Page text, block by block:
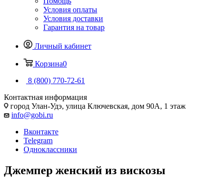
Условия оплаты
Условия доставки
Гарантия на товар
Личный кабинет
Корзина0
8 (800) 770-72-61
Контактная информация
город Улан-Удэ, улица Ключевская, дом 90А, 1 этаж
info@gobi.ru
Вконтакте
Telegram
Одноклассники
Джемпер женский из вискозы